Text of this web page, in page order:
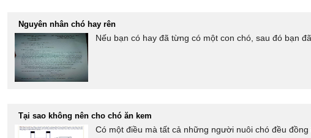
Nguyên nhân chó hay rên
Nếu bạn có hay đã từng có một con chó, sau đó bạn
Tại sao không nên cho chó ăn kem
Có một điều mà tất cả những người nuôi chó đều